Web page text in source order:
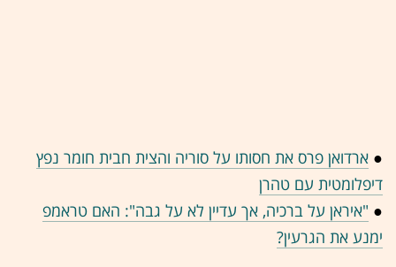
● ארדואן פרס את חסותו על סוריה והצית חבית חומר נפץ
דיפלומטית עם טהרן
● "איראן על ברכיה, אך עדיין לא על גבה": האם טראמפ
ימנע את הגרעין?